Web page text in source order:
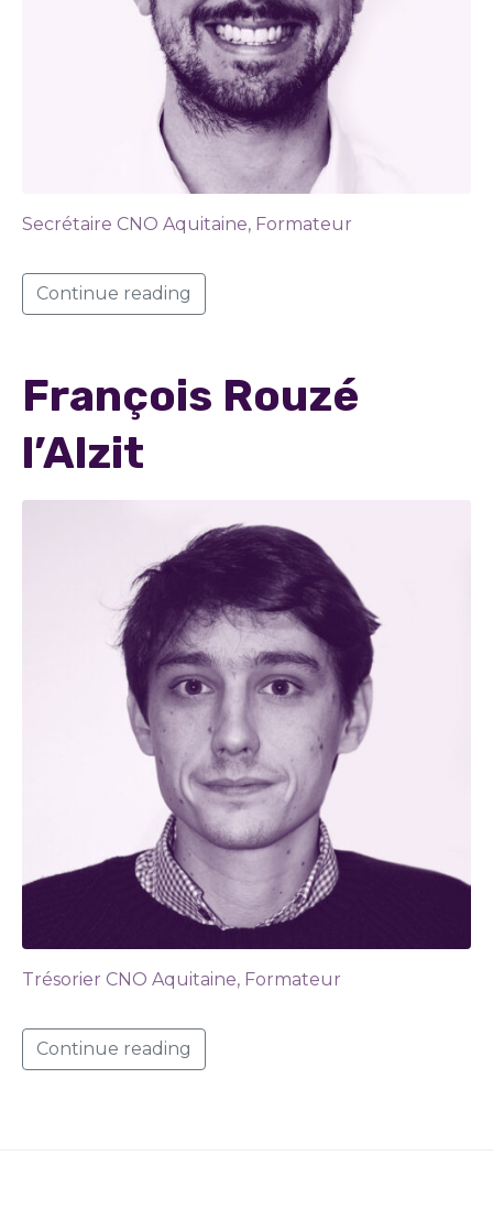
Secrétaire CNO Aquitaine, Formateur
Continue reading
François Rouzé
l’Alzit
Trésorier CNO Aquitaine, Formateur
Continue reading